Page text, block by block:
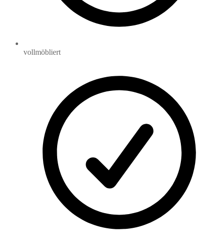
vollmöbliert